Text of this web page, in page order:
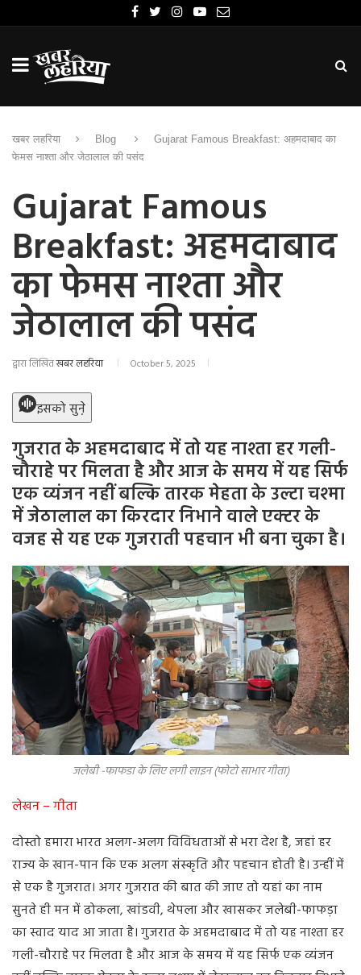
खबर लहरिया Blog
Gujarat Famous Breakfast: अहमदाबाद का
फेमस नाश्ता और जेठालाल की पसंद
Gujarat Famous
Breakfast: अहमदाबाद
का फेमस नाश्ता और
जेठालाल की पसंद
द्वारा लिखितखबर लहरिया October 5, 2025
इसको सुने़
गुजरात के अहमदाबाद में तो यह नाश्ता हर गली-
चौराहे पर मिलता है और आज के समय में यह सिर्फ
एक व्यंजन नहीं बल्कि तारक मेहता के उल्टा चश्मा
में जेठालाल का किरदार निभाने वाले एक्टर के
वजह से यह एक गुजराती पहचान भी बना चुका है।
जलेबी -फाफडा के लिए लगी लाइन (फोटो साभार गीता)
लेखन – गीता
दोस्तो हमारा भारत अलग-अलग विविधताओं से भरा देश है, जहां हर
राज्य के खान-पान कि एक अलग संस्कृति और पहचान होती है। उन्हीं में
से एक है गुजरात। अगर गुजरात की बात की जाए तो यहां का नाम
सुनते ही मन में ढोकला, खांडवी, थेपला और खासकर जलेबी-फाफड़ा
का स्वाद याद आ जाता है। गुजरात के अहमदाबाद में तो यह नाश्ता हर
गली-चौराहे पर मिलता है और आज के समय में यह सिर्फ एक व्यंजन